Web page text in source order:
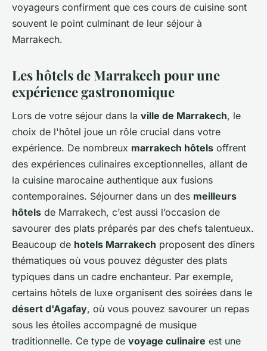
voyageurs confirment que ces cours de cuisine sont
souvent le point culminant de leur séjour à
Marrakech.
Les hôtels de Marrakech pour une
expérience gastronomique
Lors de votre séjour dans la ville de Marrakech, le
choix de l'hôtel joue un rôle crucial dans votre
expérience. De nombreux marrakech hôtels offrent
des expériences culinaires exceptionnelles, allant de
la cuisine marocaine authentique aux fusions
contemporaines. Séjourner dans un des meilleurs
hôtels de Marrakech, c’est aussi l’occasion de
savourer des plats préparés par des chefs talentueux.
Beaucoup de hotels Marrakech proposent des dîners
thématiques où vous pouvez déguster des plats
typiques dans un cadre enchanteur. Par exemple,
certains hôtels de luxe organisent des soirées dans le
désert d'Agafay, où vous pouvez savourer un repas
sous les étoiles accompagné de musique
traditionnelle. Ce type de voyage culinaire est une